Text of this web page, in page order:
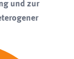
und zur